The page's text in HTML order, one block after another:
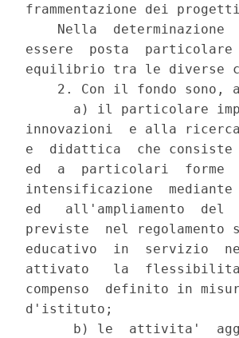
frammentazione dei
Nella  determinazione
essere  posta
equilibrio tra le diverse
2. Con il fondo sono,
a) il particolare
innovazioni  e alla
e  didattica  che consiste
ed  a  particolari
intensificazione
ed   all'ampliamento
previste  nel regolamento
educativo  in  servizio
attivato   la  flessibilita'
compenso  definito in
d'istituto;
b) le  attivita'